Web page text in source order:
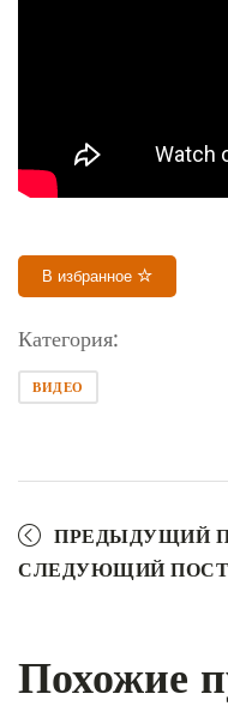
В избранное
Категория:
ВИДЕО
ПРЕДЫДУЩИЙ
СЛЕДУЮЩИЙ ПОСТ
Похожие